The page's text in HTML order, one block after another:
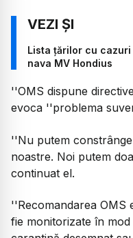
Lista țărilor cu
nava MV Hondius
''OMS dispune
evoca ''problema
''Nu putem
noastre. Noi putem
continuat el.
''Recomandarea OMS
fie monitorizate în